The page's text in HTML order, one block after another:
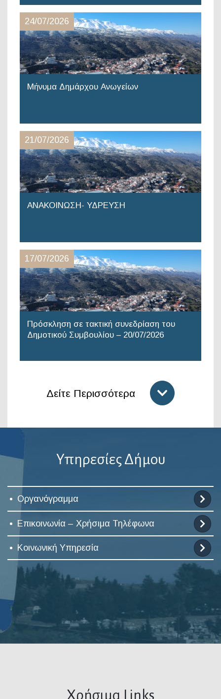
24/07/2026
Μήνυμα Δημάρχου Ανωγείων
21/07/2026
ΑΝΑΚΟΙΝΩΣΗ- ΥΔΡΕΥΣΗ
17/07/2026
Πρόσκληση σε τακτική συνεδρίαση του
Δημοτικού Συμβουλίου – 20/07/2026
Δείτε Περισσότερα
Υπηρεσίες Δήμου
Οργανόγραμμα
Επικοινωνία – Χρήσιμα Τηλέφωνα
Κοινωνική Υπηρεσία
Χρήσιμα Links